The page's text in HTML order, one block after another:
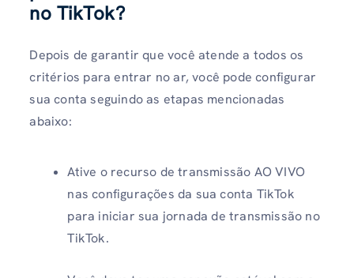
no TikTok?
Depois de garantir que você atende a todos os
critérios para entrar no ar, você pode configurar
sua conta seguindo as etapas mencionadas
abaixo:
Ative o recurso de transmissão AO VIVO
nas configurações da sua conta TikTok
para iniciar sua jornada de transmissão no
TikTok.